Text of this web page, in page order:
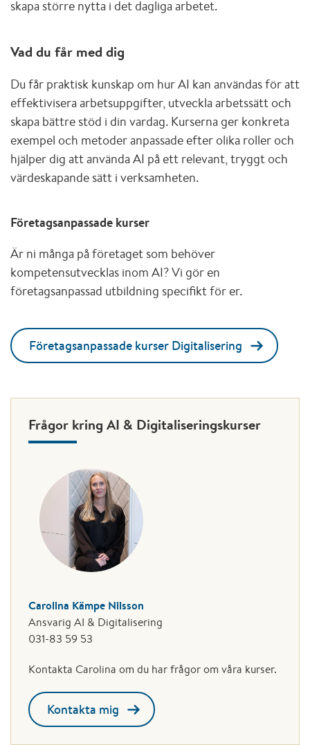
Frågor kring AI & Digitaliseringskurser
Carolina Kämpe Nilsson
Ansvarig AI & Digitalisering
031-83 59 53
Kontakta Carolina om du har frågor om våra kurser.
Kontakta mig
skapa större nytta i det dagliga arbetet.
Vad du får med dig
Du får praktisk kunskap om hur AI kan användas för att
effektivisera arbetsuppgifter, utveckla arbetssätt och
skapa bättre stöd i din vardag. Kurserna ger konkreta
exempel och metoder anpassade efter olika roller och
hjälper dig att använda AI på ett relevant, tryggt och
värdeskapande sätt i verksamheten.
Företagsanpassade kurser
Är ni många på företaget som behöver
kompetensutvecklas inom AI? Vi gör en
företagsanpassad utbildning specifikt för er.
Företagsanpassade kurser Digitalisering